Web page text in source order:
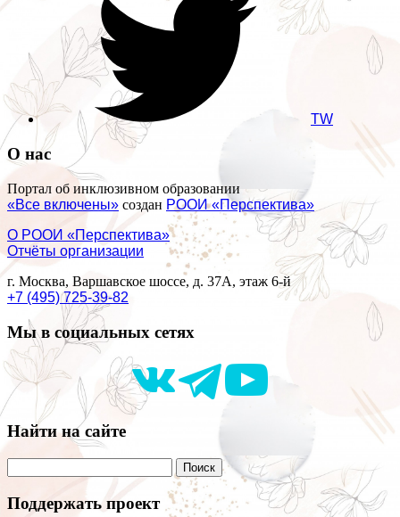
TW
О нас
Портал об инклюзивном образовании
«Все включены» создан РООИ «Перспектива»
О РООИ «Перспектива»
Отчёты организации
г. Москва, Варшавское шоссе, д. 37А, этаж 6-й
+7 (495) 725-39-82
Мы в социальных сетях
Найти на сайте
Поддержать проект